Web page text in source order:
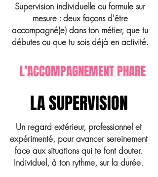
Supervision individuelle ou formule sur
mesure : deux façons d'être
accompagné(e) dans ton métier, que tu
débutes ou que tu sois déjà en activité.
L'ACCOMPAGNEMENT PHARE
LA SUPERVISION
Un regard extérieur, professionnel et
expérimenté, pour avancer sereinement
face aux situations qui te font douter.
Individuel, à ton rythme, sur la durée.